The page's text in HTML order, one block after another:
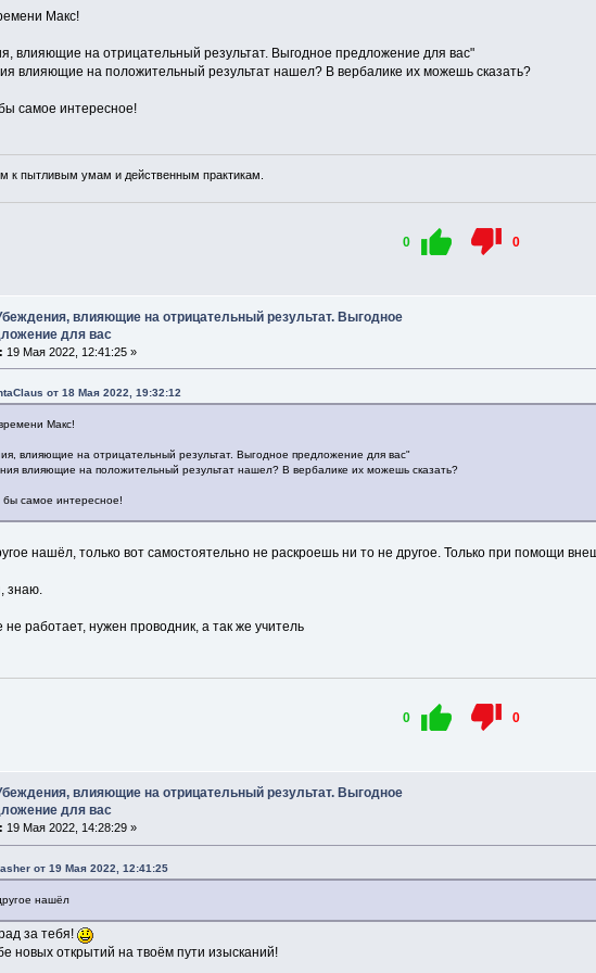
Макс!
влияющие на отрицательный результат. Выгодное предложение для вас"
влияющие на положительный результат нашел? В вербалике их можешь сказать?
самое интересное!
к пытливым умам и действенным практикам.
0 0
влияющие на отрицательный результат. Выгодное
для вас
19 Мая 2022, 12:41:25 »
от 18 Мая 2022, 19:32:12
Макс!
влияющие на отрицательный результат. Выгодное предложение для вас"
влияющие на положительный результат нашел? В вербалике их можешь сказать?
самое интересное!
нашёл, только вот самостоятельно не раскроешь ни то не другое. Только при помощи
знаю.
работает, нужен проводник, а так же учитель
0 0
влияющие на отрицательный результат. Выгодное
для вас
19 Мая 2022, 14:28:29 »
от 19 Мая 2022, 12:41:25
нашёл
за тебя!
новых открытий на твоём пути изысканий!